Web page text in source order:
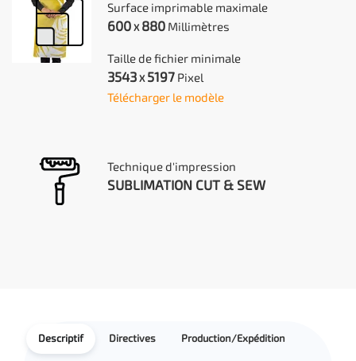
Surface imprimable maximale
600 X 880Millimètres
Taille de fichier minimale
3543 X 5197Pixel
Télécharger le modèle
Technique d'impression
SUBLIMATION CUT & SEW
Descriptif Directives Production/Expédition